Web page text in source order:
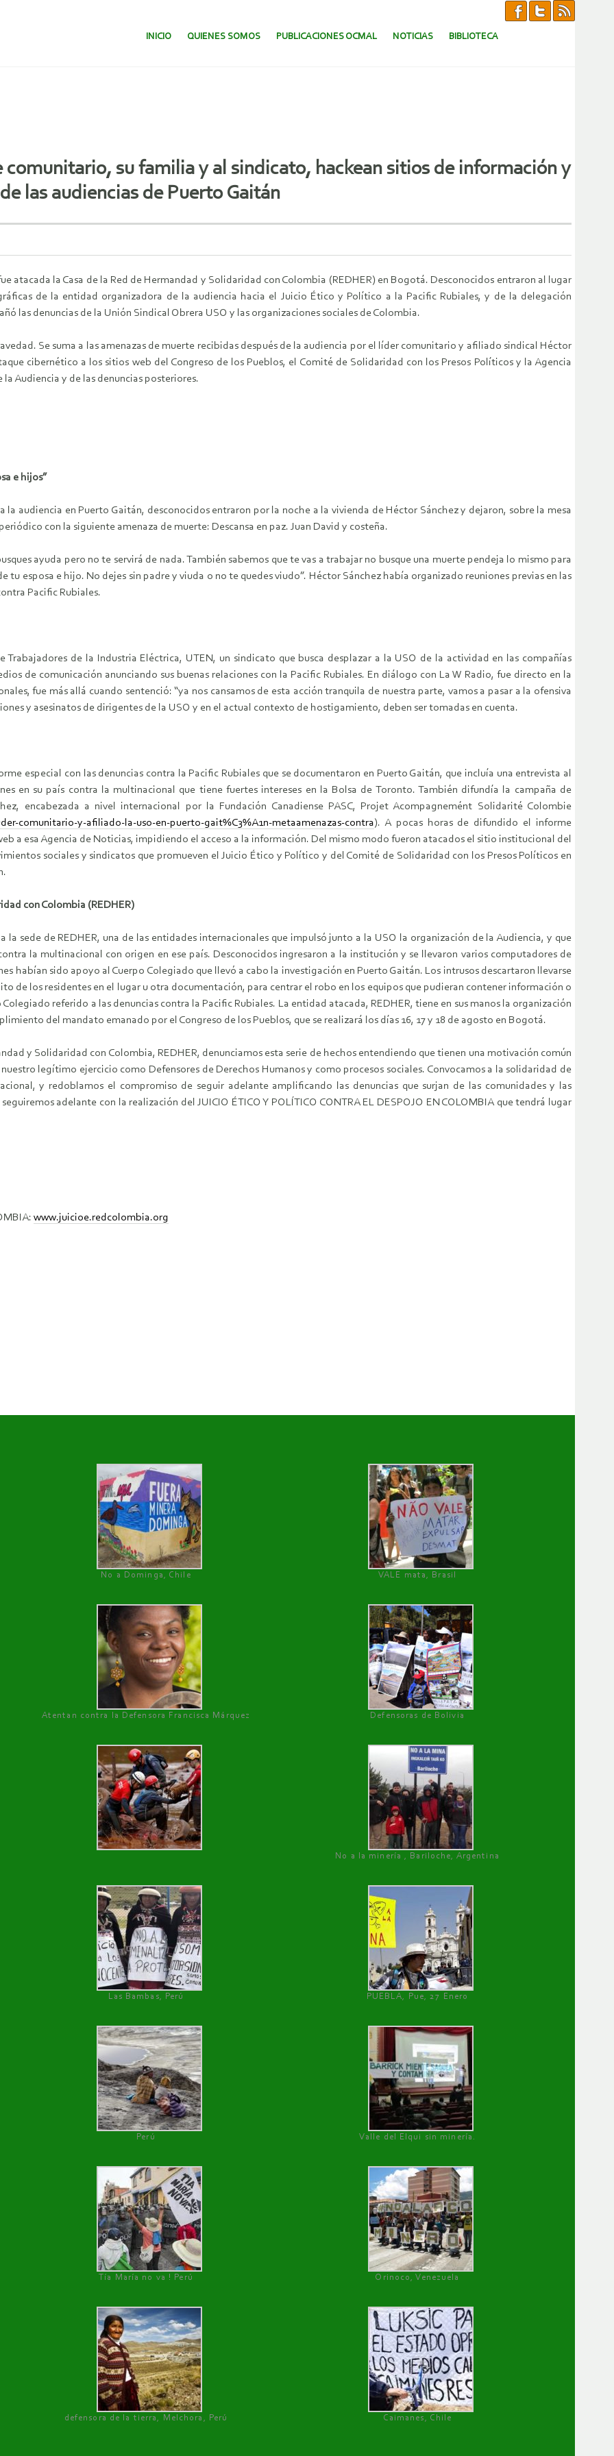
SALTAR AL CONTENIDO.
INICIO QUIENES SOMOS PUBLICACIONES OCMAL NOTICIAS BIBLIOTECA
su familia y al sindicato, hackean sitios de información y
las audiencias de Puerto Gaitán
atacada la Casa de la Red de Hermandad y Solidaridad con Colombia (REDHER) en Bogotá. Desconocidos entraron al lugar
de la entidad organizadora de la audiencia hacia el Juicio Ético y Político a la Pacific Rubiales, y de la delegación
las denuncias de la Unión Sindical Obrera USO y las organizaciones sociales de Colombia.
Se suma a las amenazas de muerte recibidas después de la audiencia por el líder comunitario y afiliado sindical Héctor
cibernético a los sitios web del Congreso de los Pueblos, el Comité de Solidaridad con los Presos Políticos y la Agencia
Audiencia y de las denuncias posteriores.
e hijos”
la audiencia en Puerto Gaitán, desconocidos entraron por la noche a la vivienda de Héctor Sánchez y dejaron, sobre la mesa
con la siguiente amenaza de muerte: Descansa en paz. Juan David y costeña.
ayuda pero no te servirá de nada. También sabemos que te vas a trabajar no busque una muerte pendeja lo mismo para
esposa e hijo. No dejes sin padre y viuda o no te quedes viudo”. Héctor Sánchez había organizado reuniones previas en las
Pacific Rubiales.
de la Industria Eléctrica, UTEN, un sindicato que busca desplazar a la USO de la actividad en las compañías
de comunicación anunciando sus buenas relaciones con la Pacific Rubiales. En diálogo con La W Radio, fue directo en la
fue más allá cuando sentenció: “ya nos cansamos de esta acción tranquila de nuestra parte, vamos a pasar a la ofensiva
y asesinatos de dirigentes de la USO y en el actual contexto de hostigamiento, deben ser tomadas en cuenta.
especial con las denuncias contra la Pacific Rubiales que se documentaron en Puerto Gaitán, que incluía una entrevista al
en su país contra la multinacional que tiene fuertes intereses en la Bolsa de Toronto. También difundía la campaña de
encabezada a nivel internacional por la Fundación Canadiense PASC, Projet Acompagnemént Solidarité Colombie
comunitario-y-afiliado-la-uso-en-puerto-gait%C3%A1n-metaamenazas-contra). A pocas horas de difundido el informe
a esa Agencia de Noticias, impidiendo el acceso a la información. Del mismo modo fueron atacados el sitio institucional del
sociales y sindicatos que promueven el Juicio Ético y Político y del Comité de Solidaridad con los Presos Políticos en
con Colombia (REDHER)
sede de REDHER, una de las entidades internacionales que impulsó junto a la USO la organización de la Audiencia, y que
la multinacional con origen en ese país. Desconocidos ingresaron a la institución y se llevaron varios computadores de
habían sido apoyo al Cuerpo Colegiado que llevó a cabo la investigación en Puerto Gaitán. Los intrusos descartaron llevarse
de los residentes en el lugar u otra documentación, para centrar el robo en los equipos que pudieran contener información o
referido a las denuncias contra la Pacific Rubiales. La entidad atacada, REDHER, tiene en sus manos la organización
del mandato emanado por el Congreso de los Pueblos, que se realizará los días 16, 17 y 18 de agosto en Bogotá.
y Solidaridad con Colombia, REDHER, denunciamos esta serie de hechos entendiendo que tienen una motivación común
legítimo ejercicio como Defensores de Derechos Humanos y como procesos sociales. Convocamos a la solidaridad de
y redoblamos el compromiso de seguir adelante amplificando las denuncias que surjan de las comunidades y las
adelante con la realización del JUICIO ÉTICO Y POLÍTICO CONTRA EL DESPOJO EN COLOMBIA que tendrá lugar
www.juicioe.redcolombia.org
No a Dominga, Chile
VALE mata, Brasil
Atentan contra la Defensora Francisca Márquez Defensoras de Bolivia
No a la minería , Bariloche, Argentina
Las Bambas, Perú PUEBLA, Pue, 27 Enero
Perú Valle del Elqui sin minería.
Tía María no va ! Perú Orinoco, Venezuela
defensora de la tierra, Melchora, Perú Caimanes, Chile